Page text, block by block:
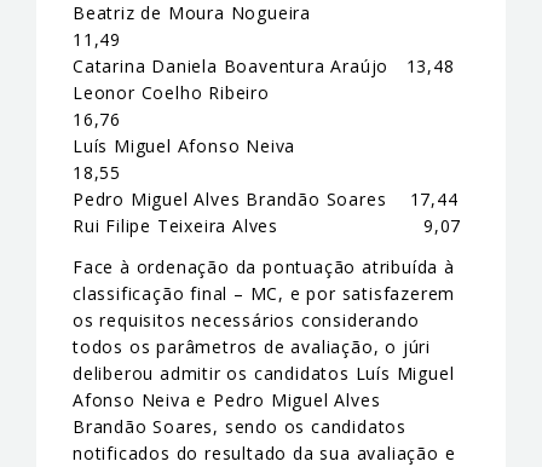
Beatriz de Moura Nogueira
11,49
Catarina Daniela Boaventura Araújo 13,48
Leonor Coelho Ribeiro
16,76
Luís Miguel Afonso Neiva
18,55
Pedro Miguel Alves Brandão Soares 17,44
Rui Filipe Teixeira Alves 9,07
Face à ordenação da pontuação atribuída à
classificação final – MC, e por satisfazerem
os requisitos necessários considerando
todos os parâmetros de avaliação, o júri
deliberou admitir os candidatos Luís Miguel
Afonso Neiva e Pedro Miguel Alves
Brandão Soares, sendo os candidatos
notificados do resultado da sua avaliação e